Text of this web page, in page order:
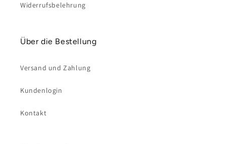
Widerrufsbelehrung
Über die Bestellung
Versand und Zahlung
Kundenlogin
Kontakt